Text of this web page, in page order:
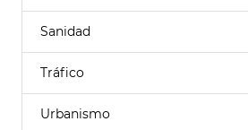
Sanidad
Tráfico
Urbanismo